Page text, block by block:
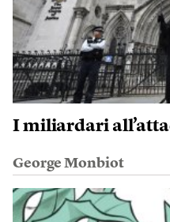
I miliardari
George Monbiot